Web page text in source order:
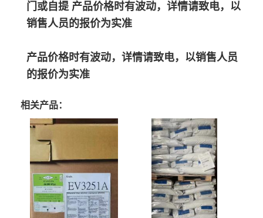
门或自提 产品价格时有波动，详情请致电，以
销售人员的报价为实准
产品价格时有波动，详情请致电，以销售人员
的报价为实准
相关产品：